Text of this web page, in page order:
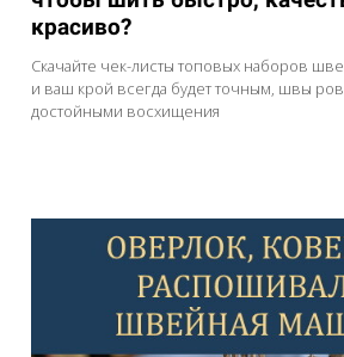
красиво?
Скачайте чек-листы топовых наборов
и ваш крой всегда будет точным, швы
достойными восхищения